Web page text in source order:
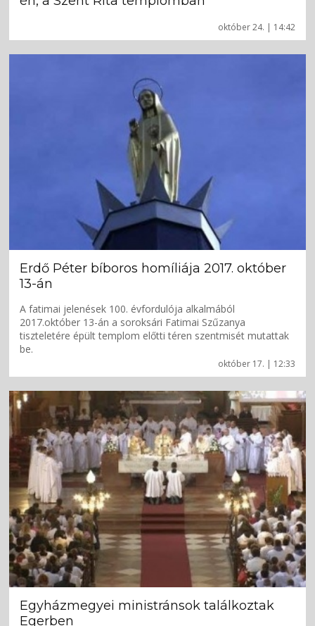
október 24. | 14:42
október 17. | 12:33
Erdő Péter bíboros homíliája 2017. október
13-án
A fatimai jelenések 100. évfordulója alkalmából
2017.október 13-án a soroksári Fatimai Szűzanya
tiszteletére épült templom előtti téren szentmisét mutattak
be.
Egyházmegyei ministránsok találkoztak
Egerben